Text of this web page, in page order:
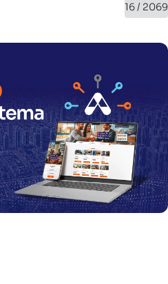
16 / 2069